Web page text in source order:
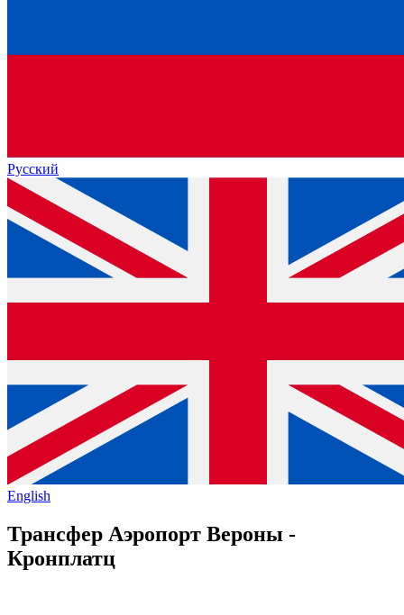
Русский
English
Трансфер Аэропорт Вероны -
Кронплатц